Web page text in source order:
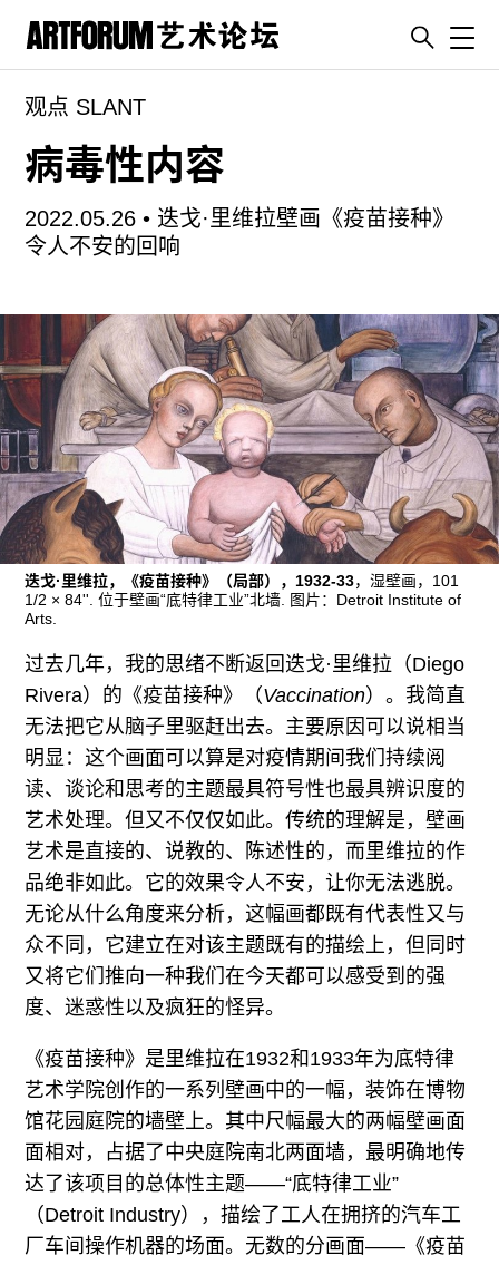
artguide
新闻
展评
杂志
ENGLISH
ART & EDUCATION
广告
订阅
往期内容
联系我们
关注我们
观点 SLANT
病毒性内容
2022.05.26 • 迭戈·里维拉壁画《疫苗接种》
令人不安的回响
迭戈·里维拉，《疫苗接种》（局部），1932-33，湿壁画，101
1/2 × 84''. 位于壁画“底特律工业”北墙. 图片：Detroit Institute of
Arts.
过去几年，我的思绪不断返回迭戈·里维拉（Diego
Rivera）的《疫苗接种》（Vaccination）。我简直
无法把它从脑子里驱赶出去。主要原因可以说相当
明显：这个画面可以算是对疫情期间我们持续阅
读、谈论和思考的主题最具符号性也最具辨识度的
艺术处理。但又不仅仅如此。传统的理解是，壁画
艺术是直接的、说教的、陈述性的，而里维拉的作
品绝非如此。它的效果令人不安，让你无法逃脱。
无论从什么角度来分析，这幅画都既有代表性又与
众不同，它建立在对该主题既有的描绘上，但同时
又将它们推向一种我们在今天都可以感受到的强
度、迷惑性以及疯狂的怪异。
《疫苗接种》是里维拉在1932和1933年为底特律
艺术学院创作的一系列壁画中的一幅，装饰在博物
馆花园庭院的墙壁上。其中尺幅最大的两幅壁画面
面相对，占据了中央庭院南北两面墙，最明确地传
达了该项目的总体性主题——“底特律工业”
（Detroit Industry），描绘了工人在拥挤的汽车工
厂车间操作机器的场面。无数的分画面——《疫苗